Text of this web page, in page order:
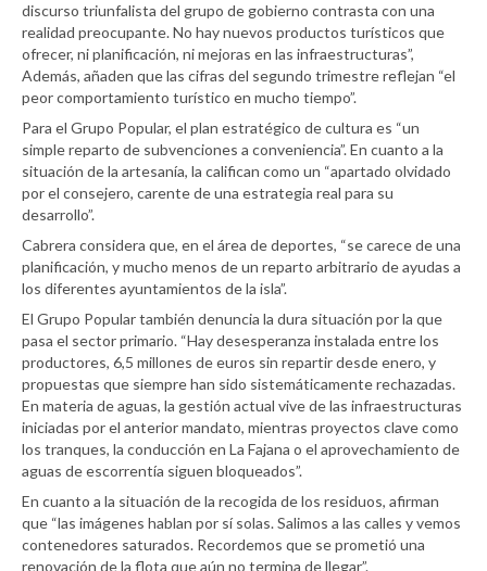
discurso triunfalista del grupo de gobierno contrasta con una
realidad preocupante. No hay nuevos productos turísticos que
ofrecer, ni planificación, ni mejoras en las infraestructuras”,
Además, añaden que las cifras del segundo trimestre reflejan “el
peor comportamiento turístico en mucho tiempo”.
Para el Grupo Popular, el plan estratégico de cultura es “un
simple reparto de subvenciones a conveniencia”. En cuanto a la
situación de la artesanía, la califican como un “apartado olvidado
por el consejero, carente de una estrategia real para su
desarrollo”.
Cabrera considera que, en el área de deportes, “se carece de una
planificación, y mucho menos de un reparto arbitrario de ayudas a
los diferentes ayuntamientos de la isla”.
El Grupo Popular también denuncia la dura situación por la que
pasa el sector primario. “Hay desesperanza instalada entre los
productores, 6,5 millones de euros sin repartir desde enero, y
propuestas que siempre han sido sistemáticamente rechazadas.
En materia de aguas, la gestión actual vive de las infraestructuras
iniciadas por el anterior mandato, mientras proyectos clave como
los tranques, la conducción en La Fajana o el aprovechamiento de
aguas de escorrentía siguen bloqueados”.
En cuanto a la situación de la recogida de los residuos, afirman
que “las imágenes hablan por sí solas. Salimos a las calles y vemos
contenedores saturados. Recordemos que se prometió una
renovación de la flota que aún no termina de llegar”.